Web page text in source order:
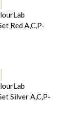
Red A,C,P-
Silver A,C,P-